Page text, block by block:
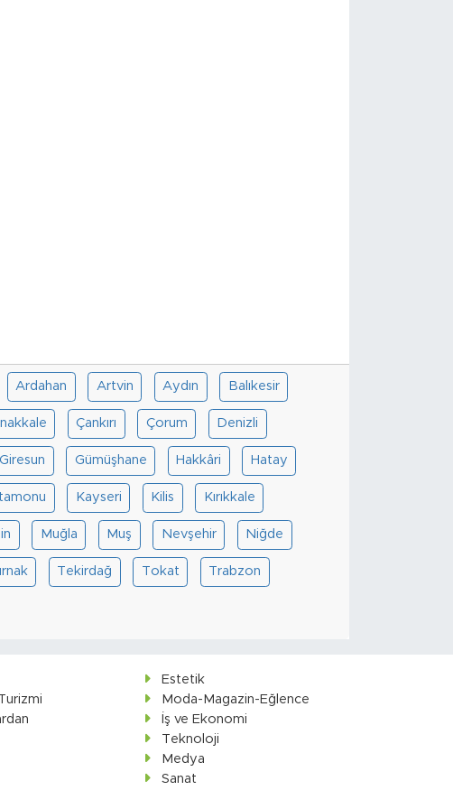
Ardahan Artvin Aydın Balıkesir
Çankırı Çorum Denizli
Giresun Gümüşhane Hakkâri Hatay
Kayseri Kilis Kırıkkale
Muğla Muş Nevşehir Niğde
Tekirdağ Tokat Trabzon
Estetik
Moda-Magazin-Eğlence
İş ve Ekonomi
Teknoloji
Medya
Sanat